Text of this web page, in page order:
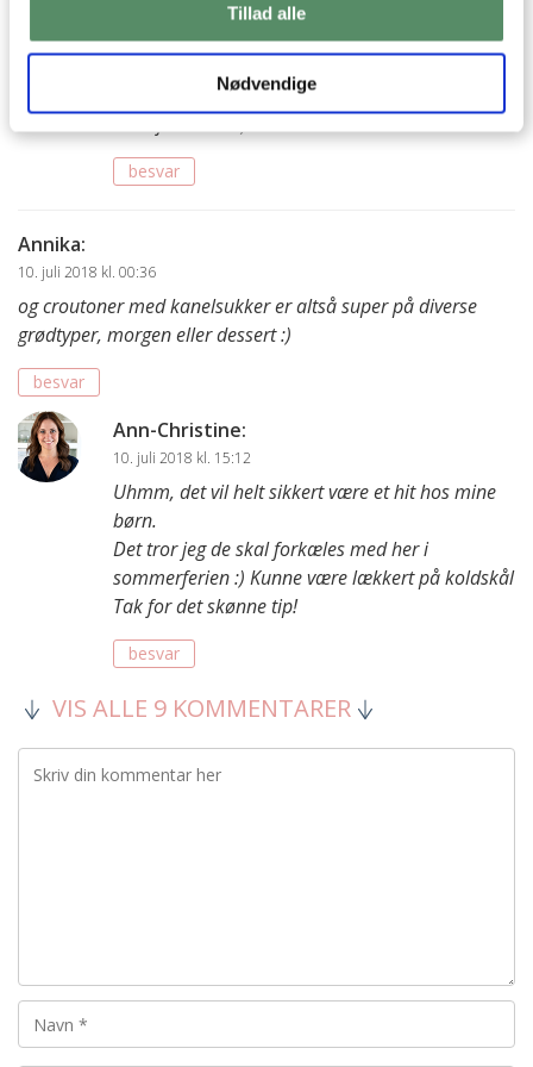
Tillad alle
Nødvendige
29. august 2019 kl. 20:17
Hvor er det dejligt at høre ♡ Tusind tak for din
besvar
Annika:
10. juli 2018 kl. 00:36
og croutoner med kanelsukker er altså super på diverse
grødtyper, morgen eller dessert :)
besvar
Ann-Christine:
10. juli 2018 kl. 15:12
Uhmm, det vil helt sikkert være et hit hos mine
børn.
Det tror jeg de skal forkæles med her i
sommerferien :) Kunne være lækkert på koldskål
Tak for det skønne tip!
besvar
VIS ALLE 9 KOMMENTARER